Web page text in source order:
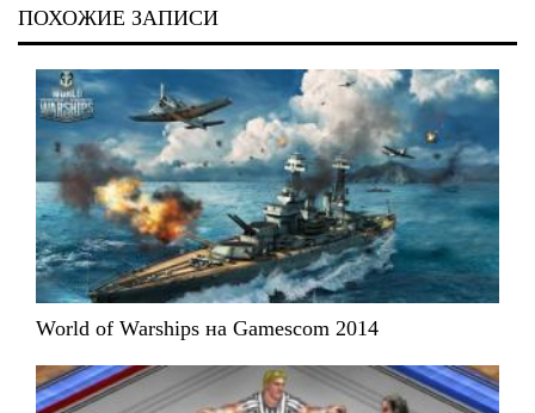
ПОХОЖИЕ ЗАПИСИ
World of Warships на Gamescom 2014